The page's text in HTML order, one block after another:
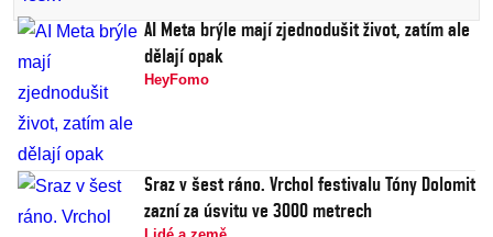
AI Meta brýle mají zjednodušit život, zatím ale
dělají opak
HeyFomo
Sraz v šest ráno. Vrchol festivalu Tóny Dolomit
zazní za úsvitu ve 3000 metrech